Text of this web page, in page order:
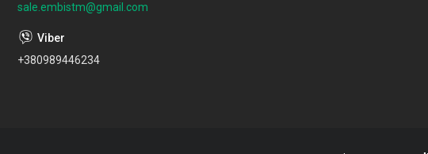
sale.embistm@gmail.com
+380989446234